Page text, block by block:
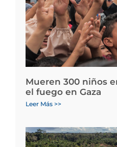
Mueren 300 niños
el fuego en Gaza
Leer Más >>